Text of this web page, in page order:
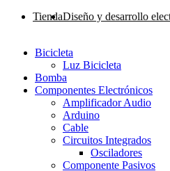
TiendaDiseño y desarrollo
Bicicleta
Luz Bicicleta
Bomba
Componentes Electrónicos
Amplificador Audio
Arduino
Cable
Circuitos Integrados
Osciladores
Componente Pasivos